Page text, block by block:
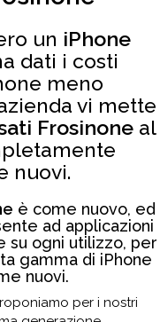
un iPhone
dati i costi
meno
vi mette
Frosinoneal
nuovi.
è come nuovo, ed
ad applicazioni
ogni utilizzo, per
gamma di iPhone
nuovi.
per i nostri